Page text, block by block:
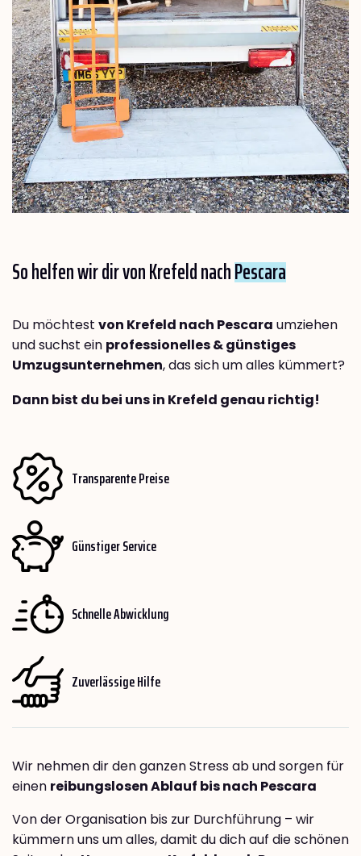
So helfen wir dir von Krefeld nachPescara
Du möchtest von Krefeld nach Pescara umziehen
und suchst ein professionelles & günstiges
Umzugsunternehmen, das sich um alles kümmert?
Dann bist du bei uns in Krefeld genau richtig!
Transparente Preise
Günstiger Service
Schnelle Abwicklung
Zuverlässige Hilfe
Wir nehmen dir den ganzen Stress ab und sorgen für
einen reibungslosen Ablauf bis nach Pescara
Von der Organisation bis zur Durchführung – wir
kümmern uns um alles, damit du dich auf die schönen